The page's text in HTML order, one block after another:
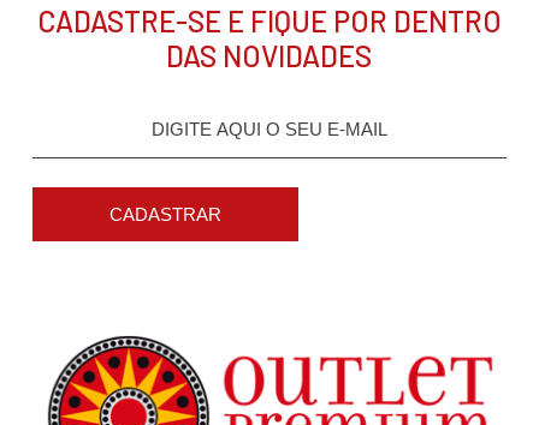
CADASTRE-SE E FIQUE POR DENTRO
DAS NOVIDADES
CADASTRAR